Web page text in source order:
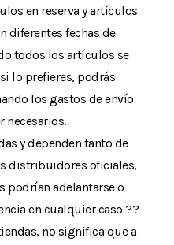
en reserva y artículos
diferentes fechas de
todos los artículos se
lo prefieres, podrás
los gastos de envío
necesarios.
y dependen tanto de
distribuidores oficiales,
podrían adelantarse o
en cualquier caso ??
no significa que a